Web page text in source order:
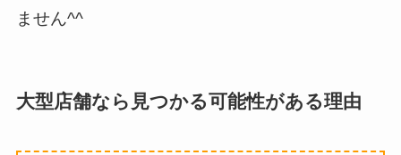
ません^^
大型店舗なら見つかる可能性がある理由